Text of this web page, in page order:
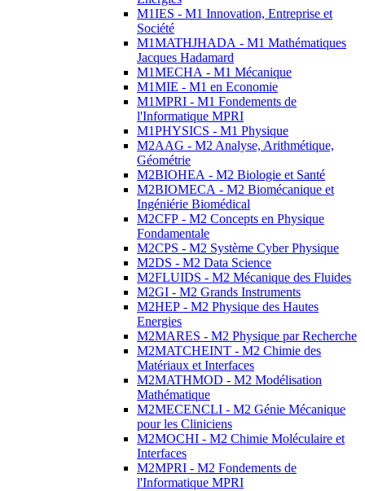
M1IES - M1 Innovation, Entreprise et
Société
M1MATHJHADA - M1 Mathématiques
Jacques Hadamard
M1MECHA - M1 Mécanique
M1MIE - M1 en Economie
M1MPRI - M1 Fondements de
l'Informatique MPRI
M1PHYSICS - M1 Physique
M2AAG - M2 Analyse, Arithmétique,
Géométrie
M2BIOHEA - M2 Biologie et Santé
M2BIOMECA - M2 Biomécanique et
Ingéniérie Biomédical
M2CFP - M2 Concepts en Physique
Fondamentale
M2CPS - M2 Système Cyber Physique
M2DS - M2 Data Science
M2FLUIDS - M2 Mécanique des Fluides
M2GI - M2 Grands Instruments
M2HEP - M2 Physique des Hautes
Energies
M2MARES - M2 Physique par Recherche
M2MATCHEINT - M2 Chimie des
Matériaux et Interfaces
M2MATHMOD - M2 Modélisation
Mathématique
M2MECENCLI - M2 Génie Mécanique
pour les Cliniciens
M2MOCHI - M2 Chimie Moléculaire et
Interfaces
M2MPRI - M2 Fondements de
l'Informatique MPRI